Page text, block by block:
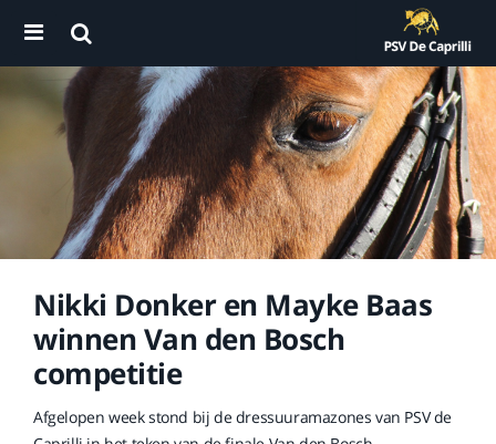
Nikki Donker en Mayke Baas
winnen Van den Bosch
competitie
Afgelopen week stond bij de dressuuramazones van PSV de